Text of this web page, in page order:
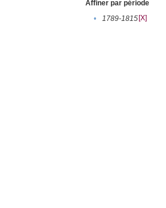
Affiner par période
•
1789-1815[X]